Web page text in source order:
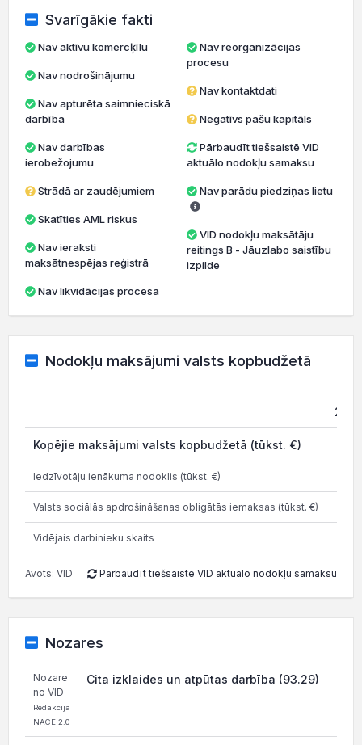
Svarīgākie fakti
Nav aktīvu komercķīlu
Nav nodrošinājumu
darbība
ierobežojumu
Strādā ar zaudējumiem
Skatīties AML riskus
maksātnespējas reģistrā
Nav likvidācijas procesa
Nav reorganizācijas
procesu
Nav kontaktdati
Negatīvs pašu kapitāls
Pārbaudīt tiešsaistē VID
aktuālo nodokļu samaksu
Nav parādu piedziņas lietu
VID nodokļu maksātāju
reitings B - Jāuzlabo saistību
izpilde
Nodokļu maksājumi valsts kopbudžetā
2025
Kopējie maksājumi valsts kopbudžetā (tūkst. €)
Iedzīvotāju ienākuma nodoklis (tūkst. €)
Valsts sociālās apdrošināšanas obligātās iemaksas (tūkst. €)
Vidējais darbinieku skaits
Avots: VID Pārbaudīt tiešsaistē VID aktuālo nodokļu samaksu
Nozares
Nozare
no VID
Redakcija
NACE 2.0
Cita izklaides un atpūtas darbība (93.29)